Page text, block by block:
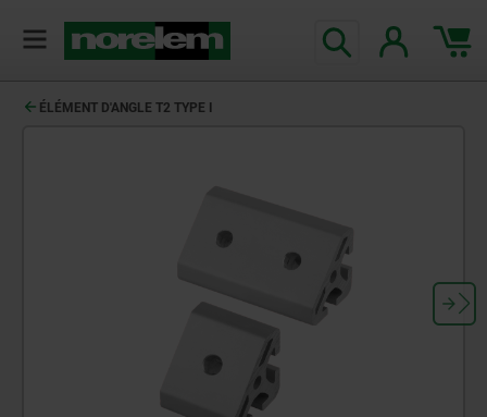
ÉLÉMENT D'ANGLE T2 TYPE I